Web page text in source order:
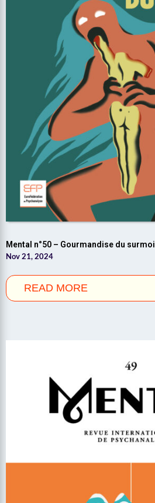
Mental n°50 – Gourmandise du surmoi
Nov 21, 2024
READ MORE